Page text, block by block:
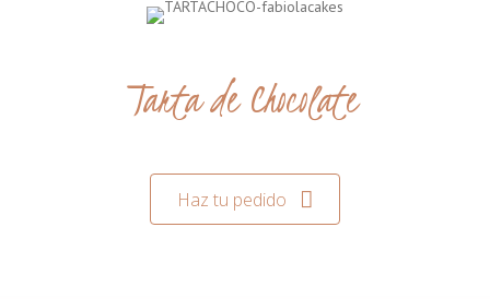
Tarta de Chocolate
Haz tu pedido